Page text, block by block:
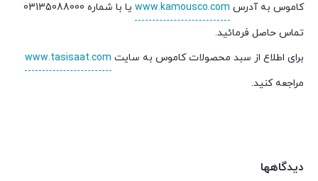
کاموس به آدرس www.kamousco.com
یا با شماره 03135088000
تماس حاصل فرمائید.
برای اطلاع از سبد محصولات کاموس به سایت www.tasisaat.com
مراجعه کنید.
دیدگاهها